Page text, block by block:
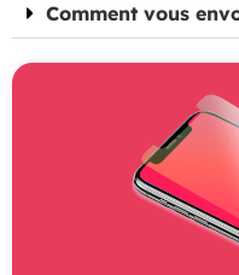
Comment vous